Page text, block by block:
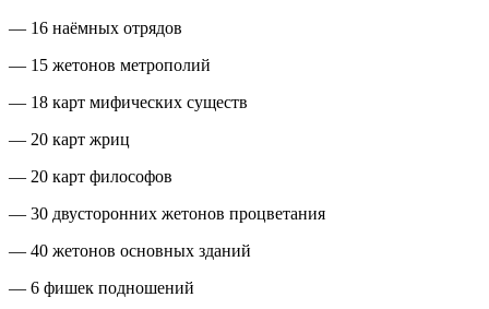
— 16 наёмных отрядов
— 15 жетонов метрополий
— 18 карт мифических существ
— 20 карт жриц
— 20 карт философов
— 30 двусторонних жетонов процветания
— 40 жетонов основных зданий
— 6 фишек подношений